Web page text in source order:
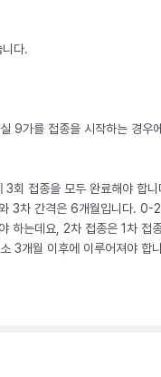
다.
9가를 접종을 시작하는 경우
회 접종을 모두 완료해야 합
3차 간격은 6개월입니다. 0-
하는데요, 2차 접종은 1차 접
3개월 이후에 이루어져야 합